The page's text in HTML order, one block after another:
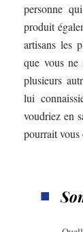
personne
produit
artisans les
que vous ne
plusieurs
lui
voudriez en
pourrait